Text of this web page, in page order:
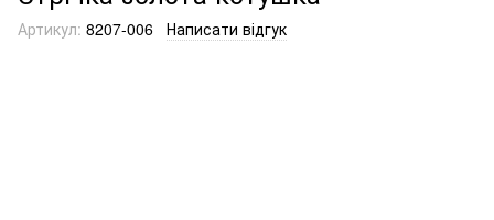
Артикул: 8207-006 Написати відгук